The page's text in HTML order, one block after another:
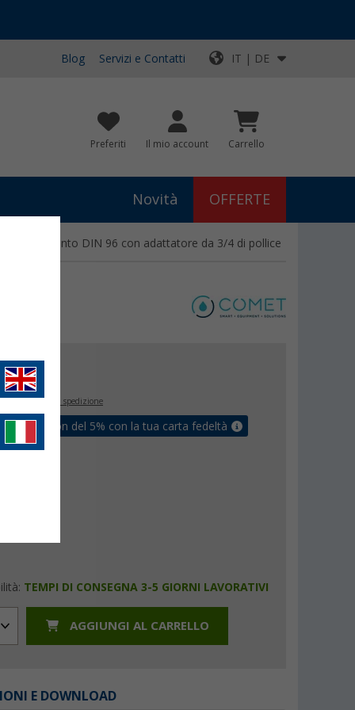
Blog Servizi e Contatti IT | DE
Preferiti Il mio account Carrello
Novità OFFERTE
riempimento DIN 96 con adattatore da 3/4 di pollice
€
+ Spese di spedizione
un coupon del 5% con la tua carta fedeltà
TEMPI DI CONSEGNA 3-5 GIORNI LAVORATIVI
AGGIUNGI AL CARRELLO
E DOWNLOAD